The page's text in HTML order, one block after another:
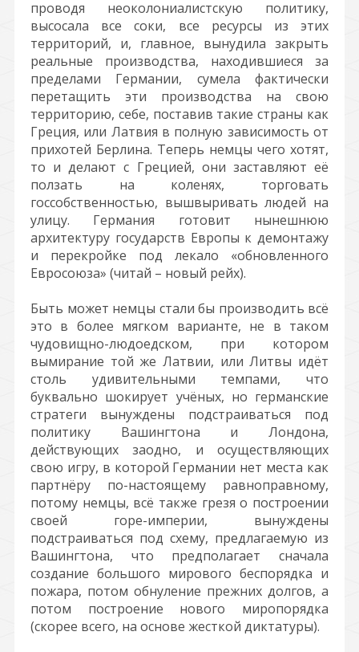
проводя неоколониалистскую политику,
высосала все соки, все ресурсы из этих
территорий, и, главное, вынудила закрыть
реальные производства, находившиеся за
пределами Германии, сумела фактически
перетащить эти производства на свою
территорию, себе, поставив такие страны как
Греция, или Латвия в полную зависимость от
прихотей Берлина. Теперь немцы чего хотят,
то и делают с Грецией, они заставляют её
ползать на коленях, торговать
госсобственностью, вышвыривать людей на
улицу. Германия готовит нынешнюю
архитектуру государств Европы к демонтажу
и перекройке под лекало «обновленного
Евросоюза» (читай – новый рейх).
Быть может немцы стали бы производить всё
это в более мягком варианте, не в таком
чудовищно-людоедском, при котором
вымирание той же Латвии, или Литвы идёт
столь удивительными темпами, что
буквально шокирует учёных, но германские
стратеги вынуждены подстраиваться под
политику Вашингтона и Лондона,
действующих заодно, и осуществляющих
свою игру, в которой Германии нет места как
партнёру по-настоящему равноправному,
потому немцы, всё также грезя о построении
своей горе-империи, вынуждены
подстраиваться под схему, предлагаемую из
Вашингтона, что предполагает сначала
создание большого мирового беспорядка и
пожара, потом обнуление прежних долгов, а
потом построение нового миропорядка
(скорее всего, на основе жесткой диктатуры).